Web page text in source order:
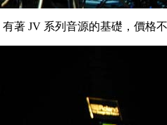
著 JV 系列音源的基礎，價格不